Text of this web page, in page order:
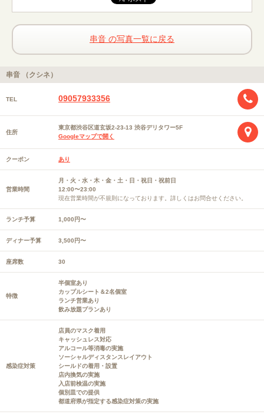
串音 の写真一覧に戻る
串音 （クシネ）
TEL 09057933356
住所
東京都渋谷区道玄坂2-23-13 渋谷デリタワー5F
Googleマップで開く
クーポン あり
営業時間
月・火・水・木・金・土・日・祝日・祝前日
12:00〜23:00
現在営業時間が不規則になっております。詳しくはお問合せください。
ランチ予算 1,000円〜
ディナー予算 3,500円〜
座席数 30
特徴
半個室あり
カップルシート＆2名個室
ランチ営業あり
飲み放題プランあり
感染症対策
店員のマスク着用
キャッシュレス対応
アルコール等消毒の実施
ソーシャルディスタンスレイアウト
シールドの着用・設置
店内換気の実施
入店前検温の実施
個別皿での提供
都道府県が指定する感染症対策の実施